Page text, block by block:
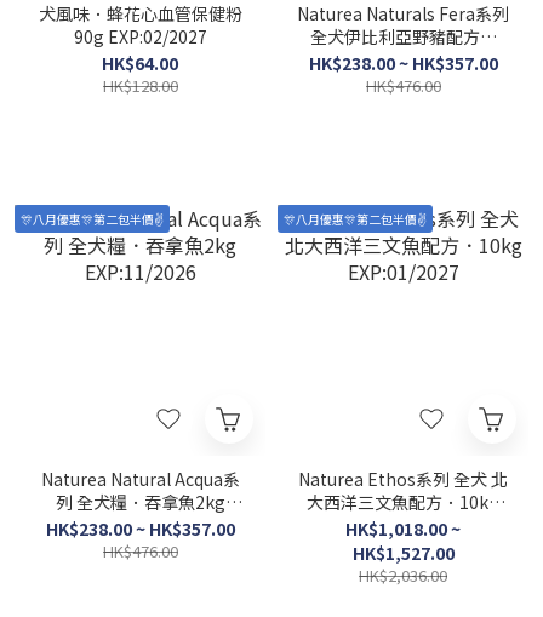
犬風味．蜂花心血管保健粉
90g EXP:02/2027
HK$64.00
HK$128.00
Naturea Naturals Fera系列
全犬伊比利亞野豬配方．
2kg EXP:31/01/2027
HK$238.00 ~ HK$357.00
HK$476.00
🎊八月優惠🎊第二包半價✌️
Naturea Natural Acqua系
列 全犬糧．吞拿魚2kg
EXP:11/2026
HK$238.00 ~ HK$357.00
HK$476.00
🎊八月優惠🎊第二包半價✌️
Naturea Ethos系列 全犬 北
大西洋三文魚配方．10kg
EXP:01/2027
HK$1,018.00 ~
HK$1,527.00
HK$2,036.00